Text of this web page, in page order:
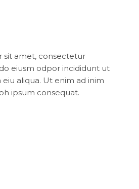
sit amet, consectetur
eiusm odpor incididunt ut
aliqua. Ut enim ad inim
ipsum consequat.